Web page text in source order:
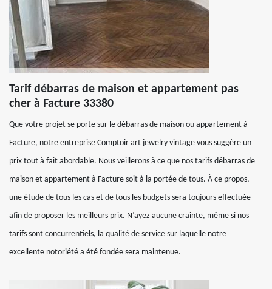
Tarif débarras de maison et appartement pas
cher à Facture 33380
Que votre projet se porte sur le débarras de maison ou appartement à
Facture, notre entreprise Comptoir art jewelry vintage vous suggère un
prix tout à fait abordable. Nous veillerons à ce que nos tarifs débarras de
maison et appartement à Facture soit à la portée de tous. À ce propos,
une étude de tous les cas et de tous les budgets sera toujours effectuée
afin de proposer les meilleurs prix. N’ayez aucune crainte, même si nos
tarifs sont concurrentiels, la qualité de service sur laquelle notre
excellente notoriété a été fondée sera maintenue.